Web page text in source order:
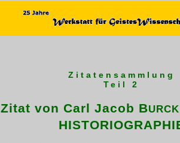
Zitatensammlung
Teil 2
Zitat von Carl Jacob B